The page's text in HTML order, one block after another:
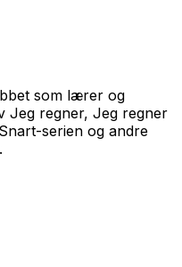
som lærer og
Jeg regner, Jeg regner
serien og andre